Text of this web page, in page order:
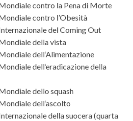
contro la Pena di Morte
contro l’Obesità
del Coming Out
della vista
dell’Alimentazione
dell’eradicazione della
dello squash
dell’ascolto
della suocera (quarta